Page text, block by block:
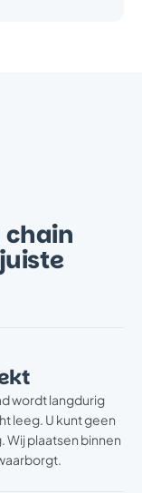
chain
wordt langdurig
leeg. U kunt geen
plaatsen binnen